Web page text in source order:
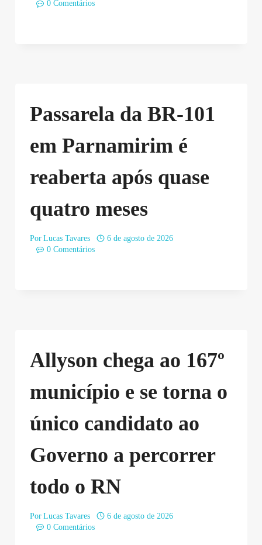
0 Comentários
Passarela da BR-101
em Parnamirim é
reaberta após quase
quatro meses
Por Lucas Tavares
6 de agosto de 2026
0 Comentários
Allyson chega ao 167º
município e se torna o
único candidato ao
Governo a percorrer
todo o RN
Por Lucas Tavares
6 de agosto de 2026
0 Comentários